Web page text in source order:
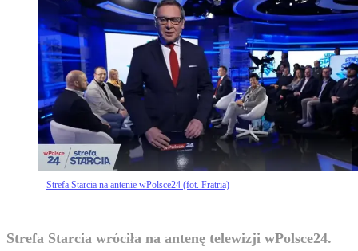
Strefa Starcia na antenie wPolsce24 (fot. Fratria)
Strefa Starcia wróciła na antenę telewizji wPolsce24.